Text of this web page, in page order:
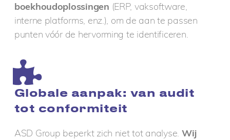
boekhoudoplossingen (ERP, vaksoftware,
interne platforms, enz.), om de aan te passen
punten vóór de hervorming te identificeren.
Globale aanpak: van audit
tot conformiteit
ASD Group beperkt zich niet tot analyse. Wij